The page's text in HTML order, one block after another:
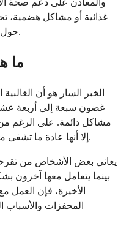
غذائية أو مشاكل هضمية،
حول ما إذا كانت المكملات الغذائية قد تساعد.
ما
الخبر السار هو أن
غضون سبعة إلى أربعة
مشاكل دائمة. على الرغم من
إلا أنها عادة ما تشفى من تلقاء نفسها مع الحد الأدنى من التدخل.
يعاني بعض الأشخاص من
بينما يتعامل معها آخرون
الأخيرة، فإن العمل
المحفزات